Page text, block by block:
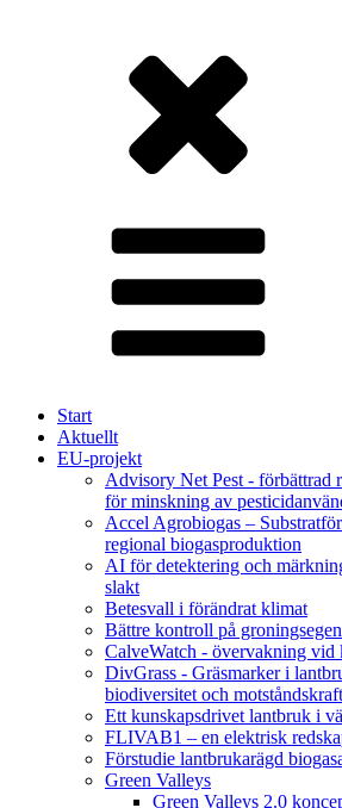
Start
Aktuellt
EU-projekt
Advisory Net Pest - förbättrad
för minskning av
Accel Agrobiogas –
regional biogasproduktion
AI för detektering och
slakt
Betesvall i förändrat klimat
Bättre kontroll på
CalveWatch - övervakning
DivGrass - Gräsmarker i
biodiversitet och motståndskraft
Ett kunskapsdrivet lantbruk i
FLIVAB1 – en elektrisk
Förstudie lantbrukarägd
Green Valleys
Green Valleys 2.0